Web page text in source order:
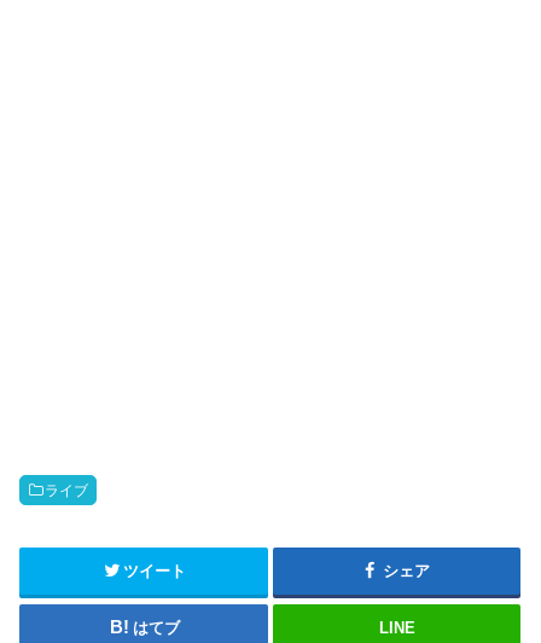
ライブ
ツイート シェア
はてブ LINE